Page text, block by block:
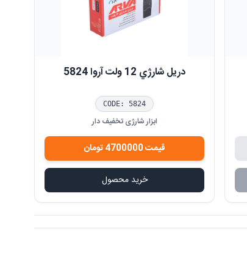
دريل شارژي 12 ولت آروا 5824
CODE: 5824
ابزار شارژی تخفیف دار
قیمت4700000تومان
خرید محصول